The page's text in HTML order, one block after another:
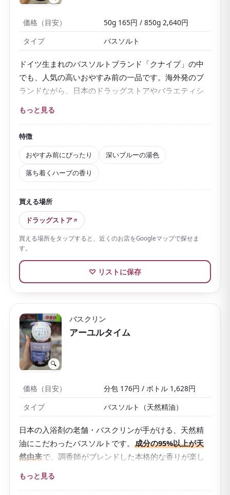
価格（目安）
50g 165円 / 850g 2,640円
タイプ
バスソルト
ドイツ生まれのバスソルトブランド「クナイプ」の中
でも、人気の高いおやすみ前の一品です。海外発のブ
ランドながら、日本のドラッグストアやバラエティシ
ョップでは定番として親しまれ、口コミサイトの入浴
「グーテナハト」はドイツ語で「おやすみ」の意味。
配合されているホップとバレリアンは、ヨーロッパで
古くから「おやすみ前のハーブ」として親しまれてき
た植物です。
お湯に溶かすと深いブルーの湯色に変化
イシーさのある落ち着いたハーブの香りに包まれて、
一日の終わりにゆっくり過ごしたい夜にぴったり。
香りのバリエーションが豊富なのもクナイプの魅力
で、50gの小袋から大容量ボトルまでそろっています。
小袋タイプは手軽で軽い ので、日本のドラッグストア
で「ばらまき土産」を探している方にも選びやすい一
品です。
もっと見る
特徴
おやすみ前にぴったり
深いブルーの湯色
落ち着くハーブの香り
買える場所
ドラッグストア
買える場所をタップすると、近くのお店をGoogleマップで探せま
す。
♡ リストに保存
🔍
バスクリン
アーユルタイム
価格（目安）
分包 176円 / ボトル 1,628円
タイプ
バスソルト（天然精油）
日本の入浴剤の老舗・バスクリンが手がける、天然精
油にこだわったバスソルトです。 成分の95%以上が天
然由来で、調香師がブレンドした本格的な香りが楽し
香りはレモングラス＆ベルガモット、カモミール＆ク
もっと見る